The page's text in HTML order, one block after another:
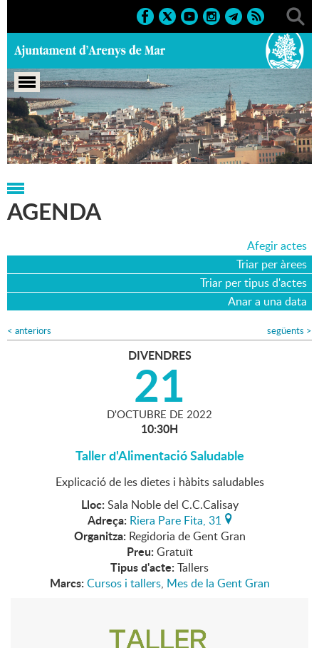
Portada > Agenda > 21-10-2022
AGENDA
Afegir actes
Triar per àrees
Triar per tipus d'actes
Anar a una data
< anteriors següents >
DIVENDRES
21
D'OCTUBRE DE 2022
10:30H
Taller d'Alimentació Saludable
Explicació de les dietes i hàbits saludables
Lloc: Sala Noble del C.C.Calisay
Adreça: Riera Pare Fita, 31
Organitza: Regidoria de Gent Gran
Preu: Gratuït
Tipus d'acte: Tallers
Marcs: Cursos i tallers, Mes de la Gent Gran